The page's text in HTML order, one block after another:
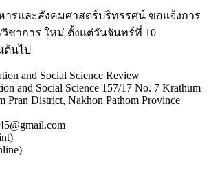
ารและสังคมศาสตร์ปริทรรศน์ ขอแจ้งการ
ชาการ ใหม่ ตั้งแต่วันจันทร์ที่ 10
ต้นไป
and Social Science Review
and Social Science 157/17 No. 7 Krathum
Pran District, Nakhon Pathom Province